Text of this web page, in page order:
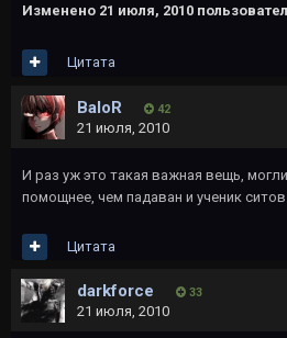
Изменено 21 июля, 2010
Цитата
BaloR 42
21 июля, 2010
И раз уж это такая важная вещь,
помощнее, чем падаван и ученик
Цитата
darkforce 33
21 июля, 2010